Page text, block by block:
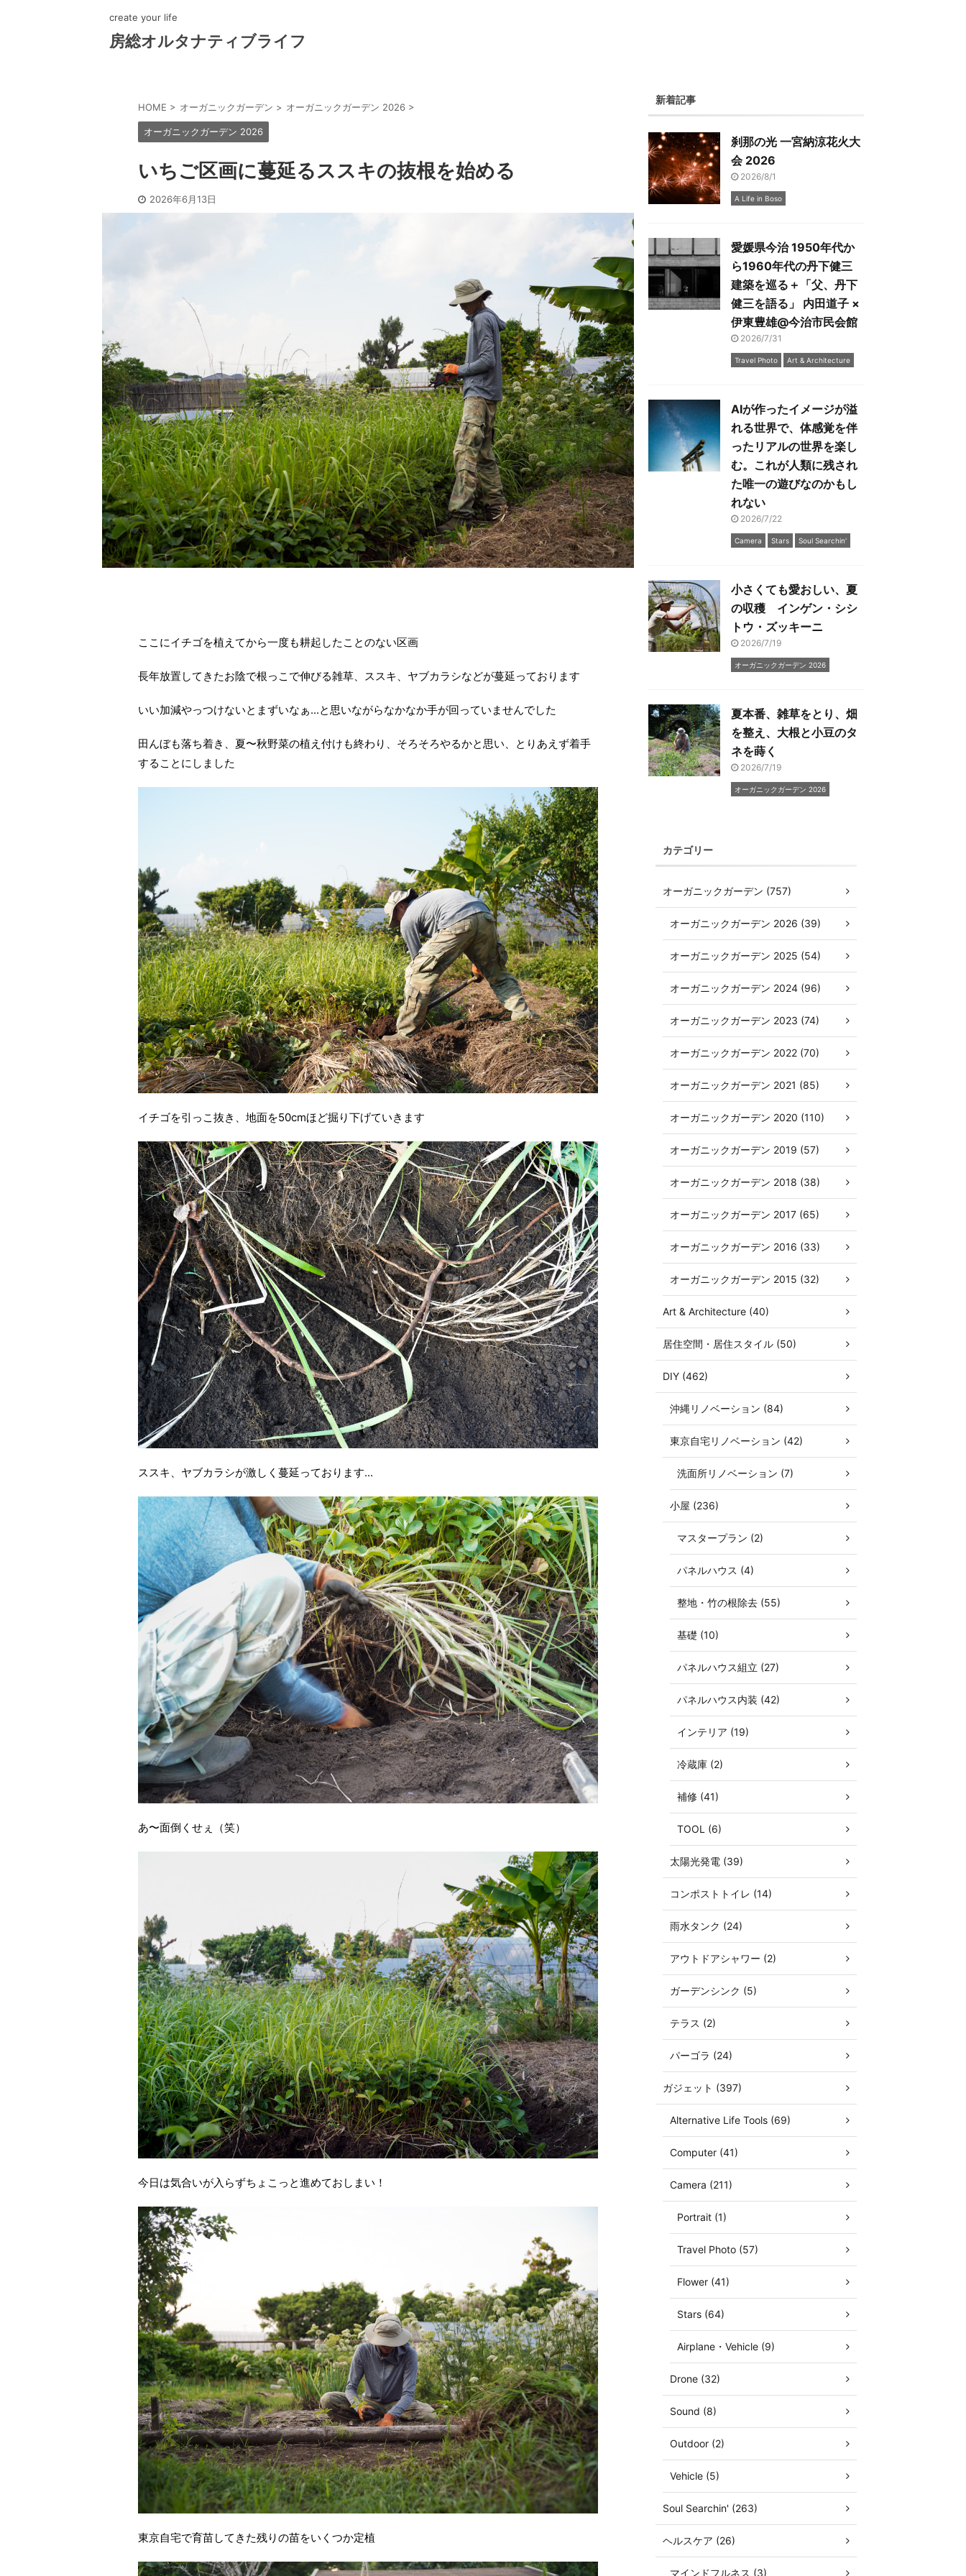
create your life
房総オルタナティブライフ
HOME > オーガニックガーデン > オーガニックガーデン 2026 >
オーガニックガーデン 2026
いちご区画に蔓延るススキの抜根を始める
2026年6月13日
ここにイチゴを植えてから一度も耕起したことのない区画
長年放置してきたお陰で根っこで伸びる雑草、ススキ、ヤブカラシなどが蔓延っております
いい加減やっつけないとまずいなぁ...と思いながらなかなか手が回っていませんでした
田んぼも落ち着き、夏〜秋野菜の植え付けも終わり、そろそろやるかと思い、とりあえず着手
することにしました
イチゴを引っこ抜き、地面を50cmほど掘り下げていきます
ススキ、ヤブカラシが激しく蔓延っております...
あ〜面倒くせぇ（笑）
今日は気合いが入らずちょこっと進めておしまい！
東京自宅で育苗してきた残りの苗をいくつか定植
新着記事
刹那の光 一宮納涼花火大
会 2026
2026/8/1
A Life in Boso
愛媛県今治 1950年代か
ら1960年代の丹下健三
建築を巡る＋「父、丹下
健三を語る」 内田道子 ×
伊東豊雄@今治市民会館
2026/7/31
Travel Photo Art & Architecture
AIが作ったイメージが溢
れる世界で、体感覚を伴
ったリアルの世界を楽し
む。これが人類に残され
た唯一の遊びなのかもし
れない
2026/7/22
Camera Stars Soul Searchin'
小さくても愛おしい、夏
の収穫 インゲン・シシ
トウ・ズッキーニ
2026/7/19
オーガニックガーデン 2026
夏本番、雑草をとり、畑
を整え、大根と小豆のタ
ネを蒔く
2026/7/19
オーガニックガーデン 2026
カテゴリー
オーガニックガーデン (757)
オーガニックガーデン 2026 (39)
オーガニックガーデン 2025 (54)
オーガニックガーデン 2024 (96)
オーガニックガーデン 2023 (74)
オーガニックガーデン 2022 (70)
オーガニックガーデン 2021 (85)
オーガニックガーデン 2020 (110)
オーガニックガーデン 2019 (57)
オーガニックガーデン 2018 (38)
オーガニックガーデン 2017 (65)
オーガニックガーデン 2016 (33)
オーガニックガーデン 2015 (32)
Art & Architecture (40)
居住空間・居住スタイル (50)
DIY (462)
沖縄リノベーション (84)
東京自宅リノベーション (42)
洗面所リノベーション (7)
小屋 (236)
マスタープラン (2)
パネルハウス (4)
整地・竹の根除去 (55)
基礎 (10)
パネルハウス組立 (27)
パネルハウス内装 (42)
インテリア (19)
冷蔵庫 (2)
補修 (41)
TOOL (6)
太陽光発電 (39)
コンポストトイレ (14)
雨水タンク (24)
アウトドアシャワー (2)
ガーデンシンク (5)
テラス (2)
パーゴラ (24)
ガジェット (397)
Alternative Life Tools (69)
Computer (41)
Camera (211)
Portrait (1)
Travel Photo (57)
Flower (41)
Stars (64)
Airplane・Vehicle (9)
Drone (32)
Sound (8)
Outdoor (2)
Vehicle (5)
Soul Searchin' (263)
ヘルスケア (26)
マインドフルネス (3)